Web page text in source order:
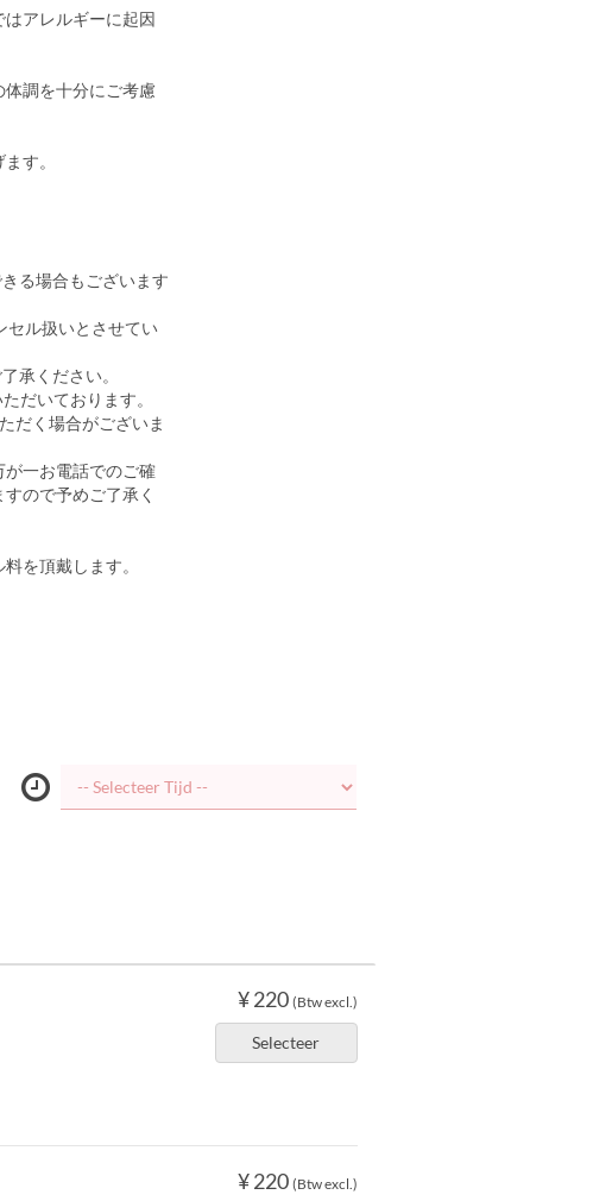
アレルギーに起因
調を十分にご考慮
す。
る場合もございます
セル扱いとさせてい
承ください。
だいております。
だく場合がございま
一お電話でのご確
ので予めご了承く
を頂戴します。
¥ 220 (Btw excl.)
Selecteer
¥ 220 (Btw excl.)